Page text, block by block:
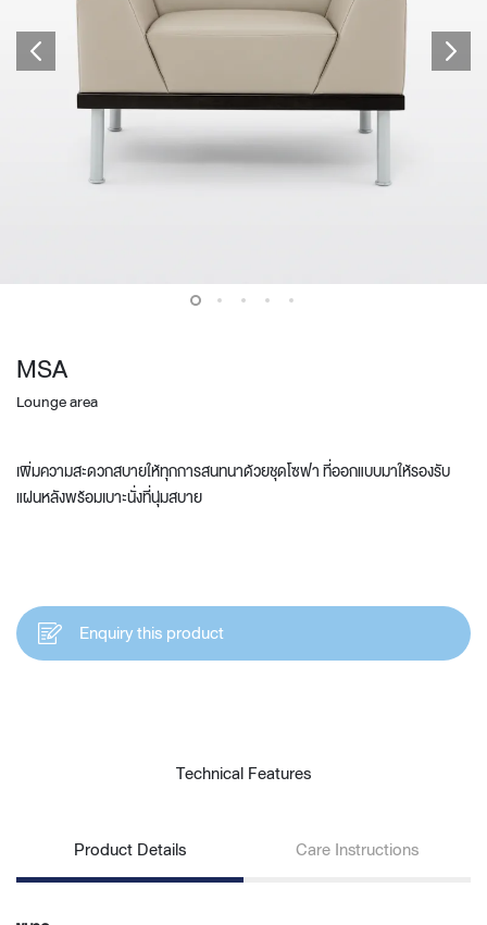
MSA
Lounge area
เพิ่มความสะดวกสบายให้ทุกการสนทนาด้วยชุดโซฟา ที่ออกแบบมาให้รองรับ
แผ่นหลังพร้อมเบาะนั่งที่นุ่มสบาย
Enquiry this product
Technical Features
Product Details Care Instructions